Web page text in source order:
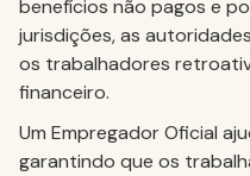
benefícios não pagos e
jurisdições, as
os trabalhadores
financeiro.
Um Empregador Oficial
garantindo que os